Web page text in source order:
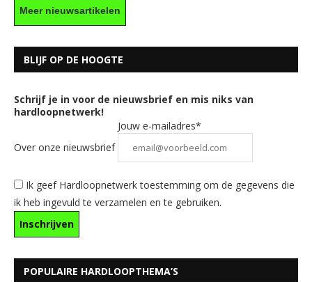
Meer nieuwsartikelen
BLIJF OP DE HOOGTE
Schrijf je in voor de nieuwsbrief en mis niks van
hardloopnetwerk!
Over onze nieuwsbrief
Jouw e-mailadres*
Ik geef Hardloopnetwerk toestemming om de gegevens die
ik heb ingevuld te verzamelen en te gebruiken.
POPULAIRE HARDLOOPTHEMA’S